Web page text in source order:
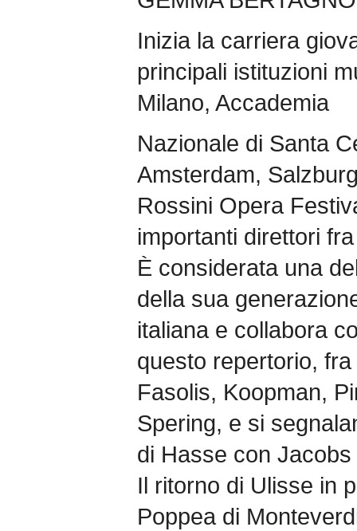
Inizia la carriera
principali istituzioni
Milano, Accademia
Nazionale di Santa
Amsterdam,
Rossini Opera
importanti direttori
È considerata una
della sua
italiana e collabora
questo repertorio,
Fasolis, Koopman,
Spering, e si
di Hasse con
Il ritorno di Ulisse in
Poppea di